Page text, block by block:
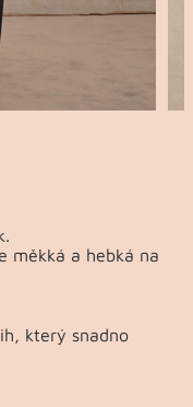
měkká a hebká na
který snadno